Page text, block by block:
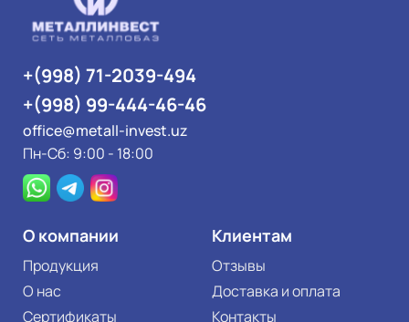
О компании
Продукция
О нас
Сертификаты
Клиентам
Отзывы
Доставка и оплата
Контакты
+(998) 71-2039-494
+(998) 99-444-46-46
office@metall-invest.uz
Пн-Сб: 9:00 - 18:00